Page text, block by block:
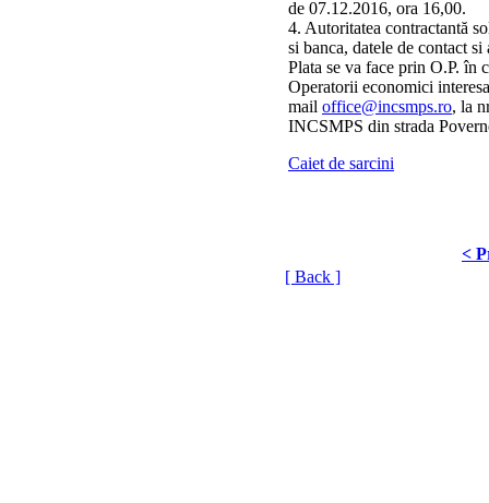
de 07.12.2016, ora 16,00.
4. Autoritatea contractantă
si banca, datele de contact
Plata se va face prin O.P. în
Operatorii economici
mail office@incsmps.ro, la
INCSMPS din strada
Caiet de sarcini
<
[ Back ]